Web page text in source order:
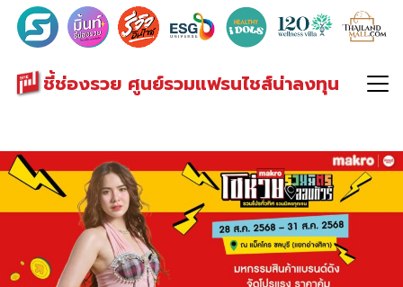
ชี้ช่องรวย ศูนย์รวมแฟรนไชส์น่าลงทุน
Search
for: